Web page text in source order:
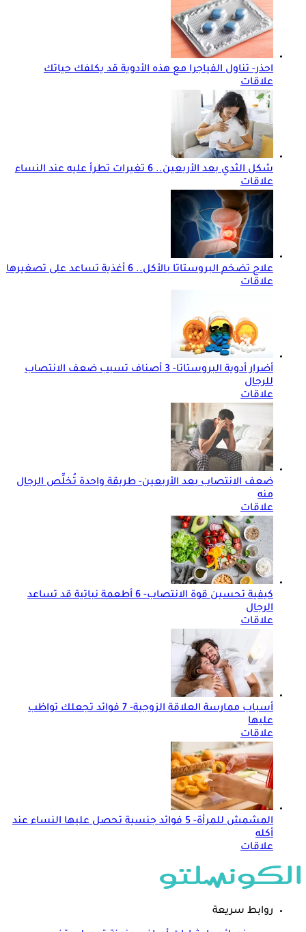
احذر- تناول الفياجرا مع هذه الأدوية قد يكلفك حياتك
علاقات
شكل الثدي بعد الأربعين.. 6 تغيرات تطرأ عليه عند النساء
علاقات
علاج تضخم البروستاتا بالأكل.. 6 أغذية تساعد على تصغيرها
علاقات
أضرار أدوية البروستاتا- 3 أصناف تسبب ضعف الانتصاب
للرجال
علاقات
ضعف الانتصاب بعد الأربعين- طريقة واحدة تُخلِّص الرجال
منه
علاقات
كيفية تحسين قوة الانتصاب- 6 أطعمة نباتية قد تساعد
الرجال
علاقات
أسباب ممارسة العلاقة الزوجية- 7 فوائد تجعلك تواظب
عليها
علاقات
المشمش للمرأة- 5 فوائد جنسية تحصل عليها النساء عند
أكله
علاقات
روابط سريعة